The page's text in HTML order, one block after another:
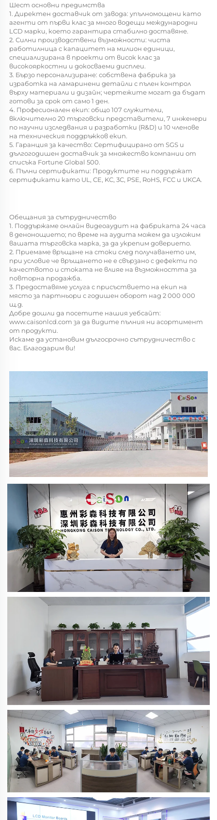
Шест основни предимства
1. Директен доставчик от завода: упълномощени като
агенти от първи клас за много водещи международни
LCD марки, което гарантира стабилно доставяне.
2. Силни производствени възможности: чиста
работилница с капацитет на милион единици,
специализирана в проекти от висок клас за
високояркостни и докосваеми дисплеи.
3. Бързо персонализиране: собствена фабрика за
изработка на ламаринени детайли с пълен контрол
върху материали и дизайн; чертежите могат да бъдат
готови за срок от само 1 ден.
4. Професионален екип: общо 107 служители,
включително 20 търговски представители, 7 инженери
по научни изследвания и разработки (R&D) и 10 членове
на техническия поддръжков екип.
5. Гаранция за качество: Сертифицирано от SGS и
дългогодишен доставчик за множество компании от
списъка Fortune Global 500.
6. Пълни сертификати: Продуктите ни поддържат
сертификати като UL, CE, KC, 3C, PSE, RoHS, FCC и UKCA.
Обещания за сътрудничество
1. Поддържаме онлайн видеоаудит на фабриката 24 часа
в денонощието; по време на аудита можем да изложим
вашата търговска марка, за да укрепим доверието.
2. Приемаме връщане на стоки след получаването им,
при условие че връщането не е свързано с дефекти по
качеството и стоката не влияе на възможността за
повторна продажба.
3. Предоставяме услуга с присъствието на екип на
място за партньори с годишен оборот над 2 000 000
щ.д.
www.caisonlcd.com за да видите пълния ни асортимент
от продукти.
Искаме да установим дългосрочно сътрудничество с
вас. Благодарим ви!